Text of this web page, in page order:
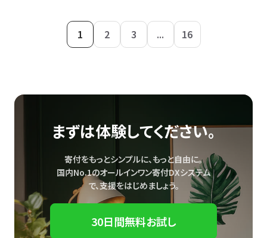
1 2 3 ... 16
まずは体験してください。
寄付をもっとシンプルに、もっと自由に。
国内No.1のオールインワン寄付DXシステム
で、支援をはじめましょう。
30日間無料お試し